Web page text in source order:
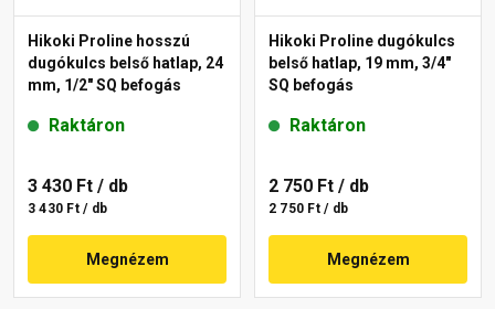
Hikoki Proline hosszú
dugókulcs belső hatlap, 24
mm, 1/2" SQ befogás
Raktáron
3 430 Ft / db
3 430 Ft / db
Megnézem
Hikoki Proline dugókulcs
belső hatlap, 19 mm, 3/4"
SQ befogás
Raktáron
2 750 Ft / db
2 750 Ft / db
Megnézem